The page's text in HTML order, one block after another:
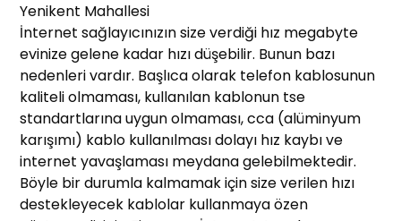
Yenikent Mahallesi
İnternet sağlayıcınızın size verdiği hız megabyte
evinize gelene kadar hızı düşebilir. Bunun bazı
nedenleri vardır. Başlıca olarak telefon kablosunun
kaliteli olmaması, kullanılan kablonun tse
standartlarına uygun olmaması, cca (alüminyum
karışımı) kablo kullanılması dolayı hız kaybı ve
internet yavaşlaması meydana gelebilmektedir.
Böyle bir durumla kalmamak için size verilen hızı
destekleyecek kablolar kullanmaya özen